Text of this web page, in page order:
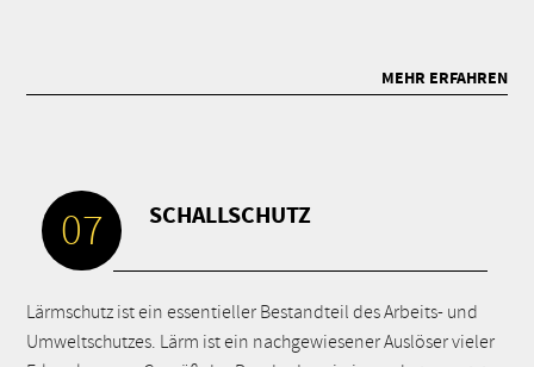
MEHR ERFAHREN
07 SCHALLSCHUTZ
Lärmschutz ist ein essentieller Bestandteil des Arbeits- und
Umweltschutzes. Lärm ist ein nachgewiesener Auslöser vieler